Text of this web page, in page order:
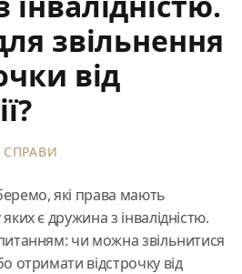
звільнення
від
СПРАВИ
які права мають
є дружина з інвалідністю.
чи можна звільнитися
отримати відстрочку від